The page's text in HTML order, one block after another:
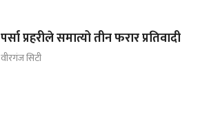
पर्सा प्रहरीले समात्यो तीन फरार प्रतिवादी
वीरगंज सिटी